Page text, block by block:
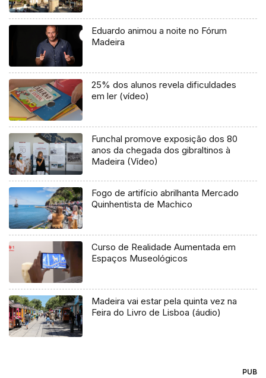
Eduardo animou a noite no Fórum
Madeira
25% dos alunos revela dificuldades
em ler (vídeo)
Funchal promove exposição dos 80
anos da chegada dos gibraltinos à
Madeira (Vídeo)
Fogo de artifício abrilhanta Mercado
Quinhentista de Machico
Curso de Realidade Aumentada em
Espaços Museológicos
Madeira vai estar pela quinta vez na
Feira do Livro de Lisboa (áudio)
PUB